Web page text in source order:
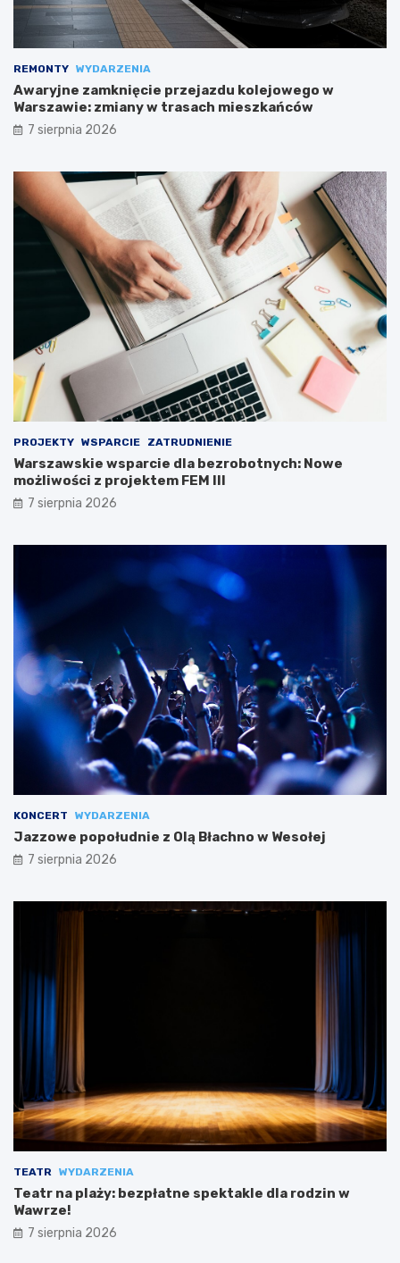
REMONTY WYDARZENIA
Awaryjne zamknięcie przejazdu kolejowego w
Warszawie: zmiany w trasach mieszkańców
7 sierpnia 2026
PROJEKTY WSPARCIE ZATRUDNIENIE
Warszawskie wsparcie dla bezrobotnych: Nowe
możliwości z projektem FEM III
7 sierpnia 2026
KONCERT WYDARZENIA
Jazzowe popołudnie z Olą Błachno w Wesołej
7 sierpnia 2026
TEATR WYDARZENIA
Teatr na plaży: bezpłatne spektakle dla rodzin w
Wawrze!
7 sierpnia 2026